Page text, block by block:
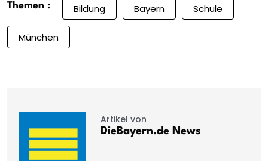
Themen : Bildung Bayern Schule
München
Artikel von
DieBayern.de News